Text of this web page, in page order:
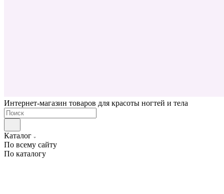
Интернет-магазин товаров для красоты ногтей и тела
Каталог
По всему сайту
По каталогу